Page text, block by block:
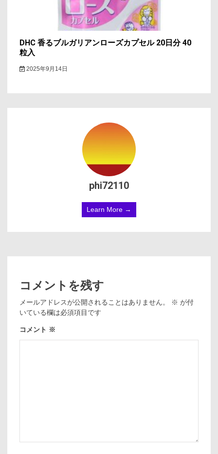
DHC 香るブルガリアンローズカプセル 20日分 40
粒入
2025年9月14日
phi72110
Learn More →
コメントを残す
メールアドレスが公開されることはありません。 ※ が付
いている欄は必須項目です
コメント ※